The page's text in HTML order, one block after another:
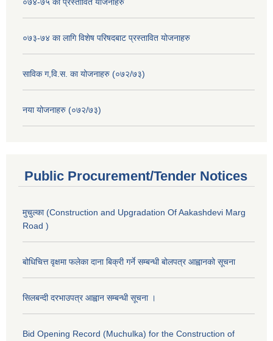
०७३-७४ का लागि विशेष परिषदबाट प्रस्तावित योजनाहरु
साविक ग,वि.स. का योजनाहरु (०७२/७३)
नया योजनाहरु (०७२/७३)
Public Procurement/Tender Notices
मुचुल्का (Construction and Upgradation Of Aakashdevi Marg
Road )
बोधिचित्त वृक्षमा फलेका दाना बिक्री गर्ने सम्बन्धी बोलपत्र आह्वानको सूचना
सिलबन्दी दरभाउपत्र आह्वान सम्बन्धी सूचना ।
Bid Opening Record (Muchulka) for the Construction of